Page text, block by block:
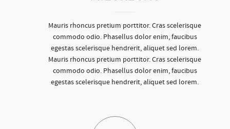
Mauris rhoncus pretium porttitor. Cras scelerisque
commodo odio. Phasellus dolor enim, faucibus
egestas scelerisque hendrerit, aliquet sed lorem.
Mauris rhoncus pretium porttitor. Cras scelerisque
commodo odio. Phasellus dolor enim, faucibus
egestas scelerisque hendrerit, aliquet sed lorem.